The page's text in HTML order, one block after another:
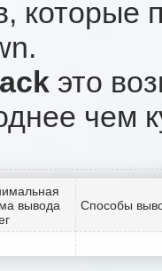
которые
это
чем
вывода
Способы